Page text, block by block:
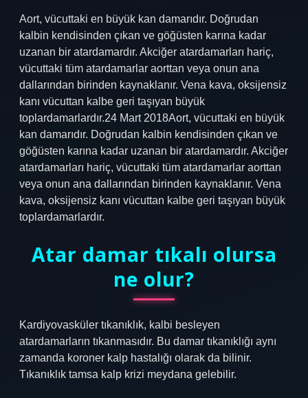
Aort, vücuttaki en büyük kan damarıdır. Doğrudan
kalbin kendisinden çıkan ve göğüsten karına kadar
uzanan bir atardamardır. Akciğer atardamarları hariç,
vücuttaki tüm atardamarlar aorttan veya onun ana
dallarından birinden kaynaklanır. Vena kava, oksijensiz
kanı vücuttan kalbe geri taşıyan büyük
toplardamarlardır.24 Mart 2018Aort, vücuttaki en büyük
kan damarıdır. Doğrudan kalbin kendisinden çıkan ve
göğüsten karına kadar uzanan bir atardamardır. Akciğer
atardamarları hariç, vücuttaki tüm atardamarlar aorttan
veya onun ana dallarından birinden kaynaklanır. Vena
kava, oksijensiz kanı vücuttan kalbe geri taşıyan büyük
toplardamarlardır.
Atar damar tıkalı olursa
ne olur?
Kardiyovasküler tıkanıklık, kalbi besleyen
atardamarların tıkanmasıdır. Bu damar tıkanıklığı aynı
zamanda koroner kalp hastalığı olarak da bilinir.
Tıkanıklık tamsa kalp krizi meydana gelebilir.